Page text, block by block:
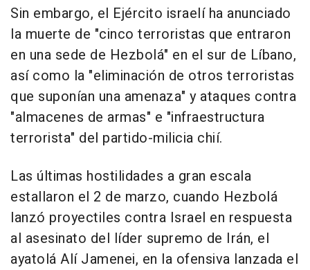
Sin embargo, el Ejército israelí ha anunciado
la muerte de "cinco terroristas que entraron
en una sede de Hezbolá" en el sur de Líbano,
así como la "eliminación de otros terroristas
que suponían una amenaza" y ataques contra
"almacenes de armas" e "infraestructura
terrorista" del partido-milicia chií.
Las últimas hostilidades a gran escala
estallaron el 2 de marzo, cuando Hezbolá
lanzó proyectiles contra Israel en respuesta
al asesinato del líder supremo de Irán, el
ayatolá Alí Jamenei, en la ofensiva lanzada el